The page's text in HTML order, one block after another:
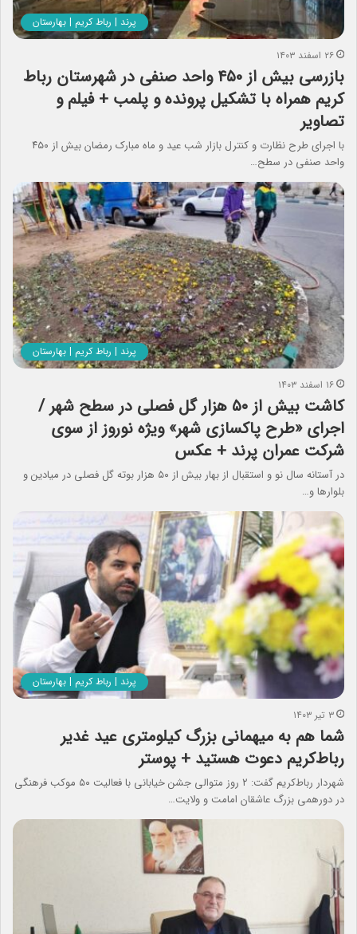
پرند | رباط کریم | بهارستان
۲۶ اسفند ۱۴۰۳
بازرسی بیش از ۴۵۰ واحد صنفی در شهرستان رباط
کریم همراه با تشکیل پرونده و پلمب + فیلم و
تصاویر
با اجرای طرح نظارت و کنترل بازار شب عید و ماه مبارک رمضان بیش از ۴۵۰
واحد صنفی در سطح…
پرند | رباط کریم | بهارستان
۱۶ اسفند ۱۴۰۳
کاشت بیش از ۵۰ هزار گل فصلی در سطح شهر /
اجرای «طرح پاکسازی شهر» ویژه نوروز از سوی
شرکت عمران پرند + عکس
در آستانه سال نو و استقبال از بهار بیش از ۵۰ هزار بوته گل فصلی در میادین و
بلوارها و…
پرند | رباط کریم | بهارستان
۳ تیر ۱۴۰۳
شما هم به میهمانی بزرگ کیلومتری عید غدیر
رباط‌کریم دعوت هستید + پوستر
شهردار رباط‌کریم گفت: ۲ روز متوالی جشن خیابانی با فعالیت ۵۰ موکب فرهنگی
در دورهمی بزرگ عاشقان امامت و ولایت…